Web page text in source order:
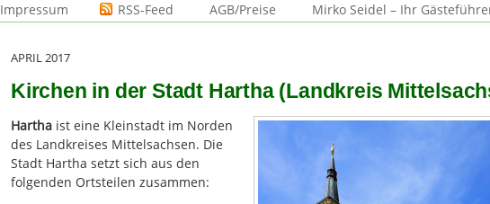
Impressum RSS-Feed AGB/Preise Mirko Seidel – Ihr
APRIL 2017
Kirchen in der Stadt Hartha (Landkreis
Hartha ist eine Kleinstadt im Norden
des Landkreises Mittelsachsen. Die
Stadt Hartha setzt sich aus den
folgenden Ortsteilen zusammen: